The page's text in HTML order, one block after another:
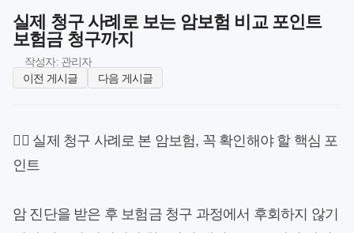
실제 청구 사례로 보는 암보험 비교 포인트
보험금 청구까지
작성자: 관리자
이전 게시글
다음 게시글
👩‍⚕️ 실제 청구 사례로 본 암보험, 꼭 확인해야 할 핵심 포
인트
암 진단을 받은 후 보험금 청구 과정에서 후회하지 않기